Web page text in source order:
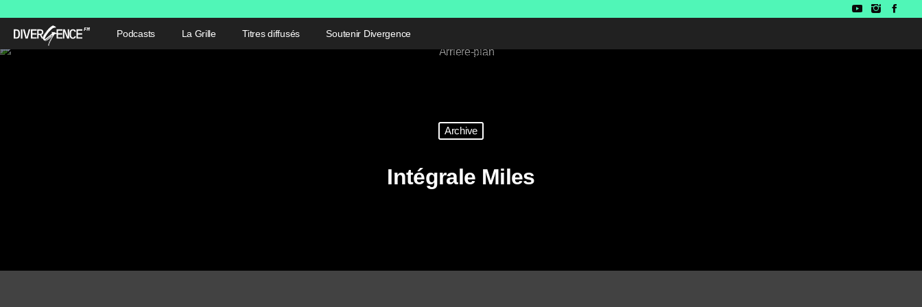
Podcasts La Grille Titres diffusés Soutenir Divergence
Archive
Intégrale Miles